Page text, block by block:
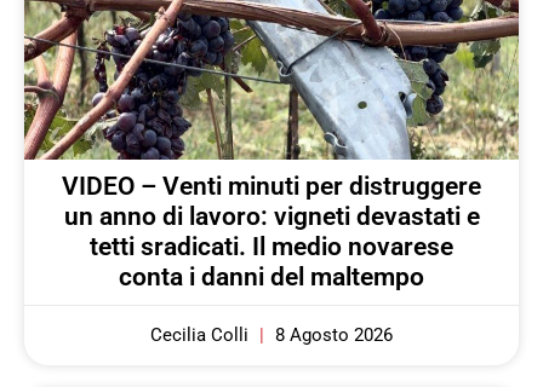
VIDEO – Venti minuti per distruggere
un anno di lavoro: vigneti devastati e
tetti sradicati. Il medio novarese
conta i danni del maltempo
Cecilia Colli 8 Agosto 2026